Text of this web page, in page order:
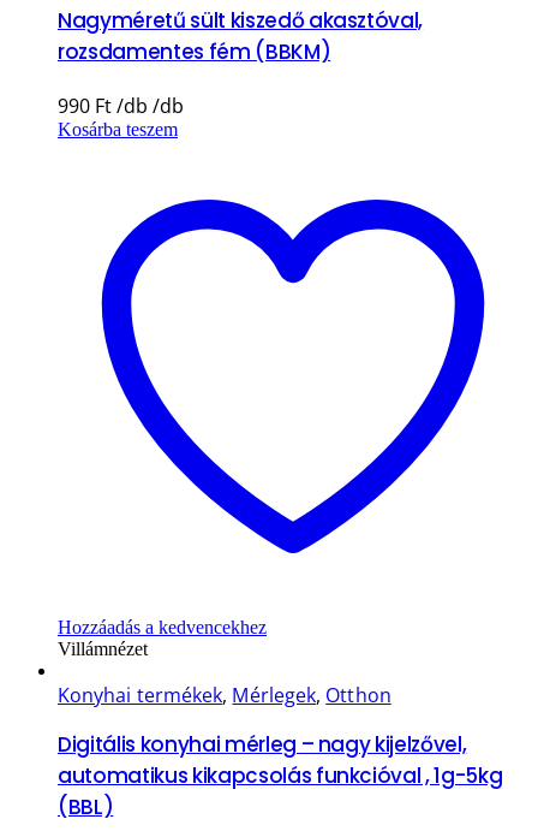
Nagyméretű sült kiszedő akasztóval,
rozsdamentes fém (BBKM)
990 Ft
Kosárba teszem
Hozzáadás a kedvencekhez
Villámnézet
Konyhai termékek, Mérlegek, Otthon
Digitális konyhai mérleg – nagy kijelzővel,
automatikus kikapcsolás funkcióval , 1g-5kg
(BBL)